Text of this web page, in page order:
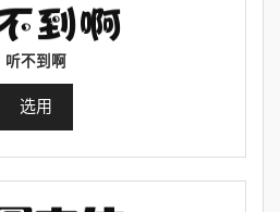
听不到啊
选用